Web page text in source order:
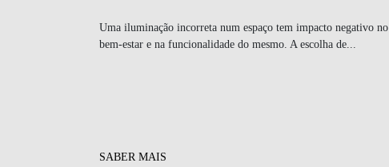
Uma iluminação incorreta num espaço tem impacto negativo no
bem-estar e na funcionalidade do mesmo. A escolha de...
SABER MAIS